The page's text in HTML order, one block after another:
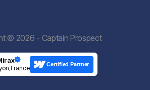
© 2026 - Captain Prospect
Certified Partner